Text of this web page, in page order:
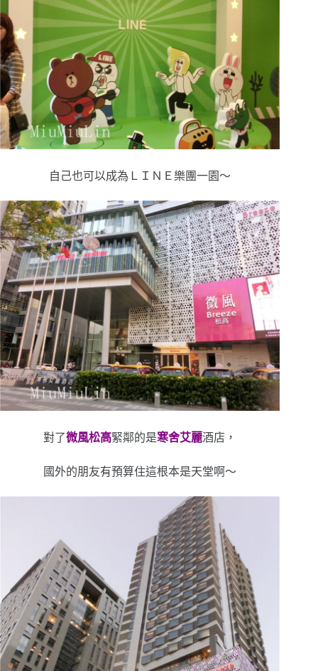
自己也可以成為ＬＩＮＥ樂團一園～
對了微風松高緊鄰的是寒舍艾麗酒店，
國外的朋友有預算住這根本是天堂啊～